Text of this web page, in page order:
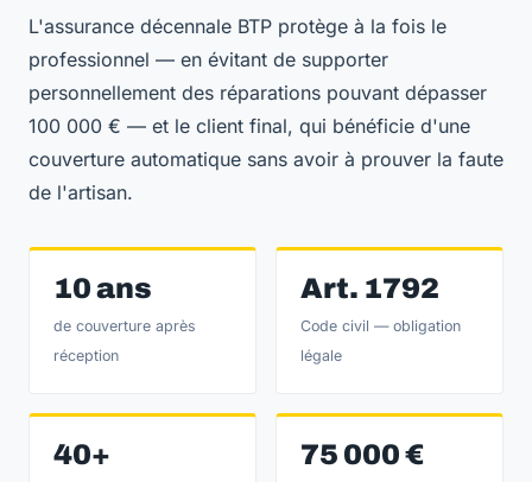
L'assurance décennale BTP protège à la fois le
professionnel — en évitant de supporter
personnellement des réparations pouvant dépasser
100 000 € — et le client final, qui bénéficie d'une
couverture automatique sans avoir à prouver la faute
de l'artisan.
10 ans
de couverture après
réception
Art. 1792
Code civil — obligation
légale
40+ 75 000 €